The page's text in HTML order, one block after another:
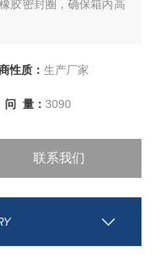
胶密封圈，确保箱内高
性质： 生产厂家
问 量： 3090
联系我们